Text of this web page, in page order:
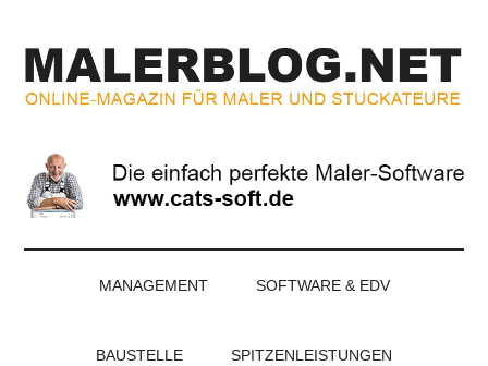
springen
secondary
menu
springen
springen
Magazin
für
Maler
und
MANAGEMENT SOFTWARE & EDV
BAUSTELLE SPITZENLEISTUNGEN